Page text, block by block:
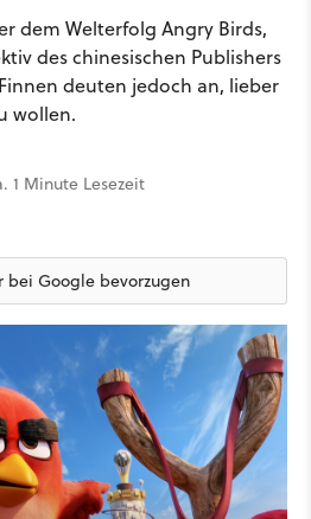
dem Welterfolg Angry Birds,
des chinesischen Publishers
deuten jedoch an, lieber
wollen.
1 Minute Lesezeit
bei Google bevorzugen